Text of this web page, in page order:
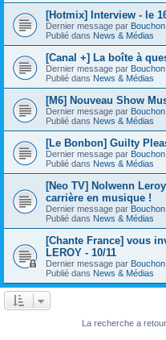
[Hotmix] Interview - le
Dernier message par Bouchon
Publié dans News & Médias
[Canal +] La boîte à
Dernier message par Bouchon
Publié dans News & Médias
[M6] Nouveau Show
Dernier message par Bouchon
Publié dans News & Médias
[Le Bonbon] Guilty
Dernier message par Bouchon
Publié dans News & Médias
[Neo TV] Nolwenn
carrière en musique !
Dernier message par Bouchon
Publié dans News & Médias
[Chante France] vous
LEROY - 10/11
Dernier message par Bouchon
Publié dans News & Médias
La recherche a